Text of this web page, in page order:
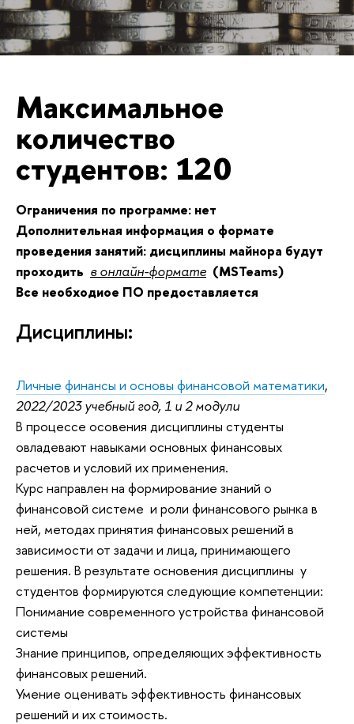
Максимальное
количество
студентов: 120
Ограничения по программе: нет
Дополнительная информация о формате
проведения занятий: дисциплины майнора будут
проходить в онлайн-формате (MSTeams)
Все необходиое ПО предоставляется
Дисциплины:
Личные финансы и основы финансовой математики,
2022/2023 учебный год, 1 и 2 модули
В процессе осовения дисциплины студенты
овладевают навыками основных финансовых
расчетов и условий их применения.
Курс направлен на формирование знаний о
финансовой системе и роли финансового рынка в
ней, методах принятия финансовых решений в
зависимости от задачи и лица, принимающего
решения. В результате основения дисциплины у
студентов формируются следующие компетенции:
Понимание современного устройства финансовой
системы
Знание принципов, определяющих эффективность
финансовых решений.
Умение оценивать эффективность финансовых
решений и их стоимость.